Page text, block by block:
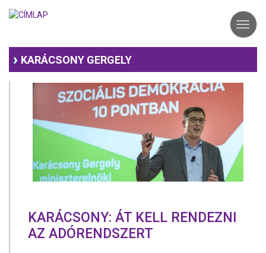
KARÁCSONY GERGELY
KARÁCSONY: ÁT KELL RENDEZNI
AZ ADÓRENDSZERT